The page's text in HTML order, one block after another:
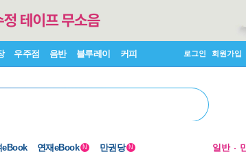
우주점 음반 블루레이 커피 로그인 회원가입
eBook 연재eBook N 만권당 N 일반